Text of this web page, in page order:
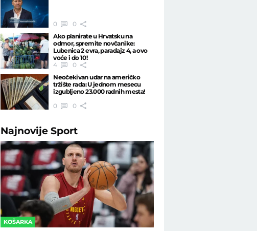
0
0
Ako planirate u Hrvatsku na
odmor, spremite novčanike:
Lubenica 2 evra, paradajz 4, a ovo
voće i do 10!
4
0
Neočekivan udar na američko
tržište rada: U jednom mesecu
izgubljeno 23.000 radnih mesta!
0
0
NajnovijeSport
KOŠARKA